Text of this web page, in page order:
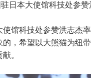
日本大使馆科技处参
馆科技处参赞洪志杰
，希望以大熊猫为纽
。